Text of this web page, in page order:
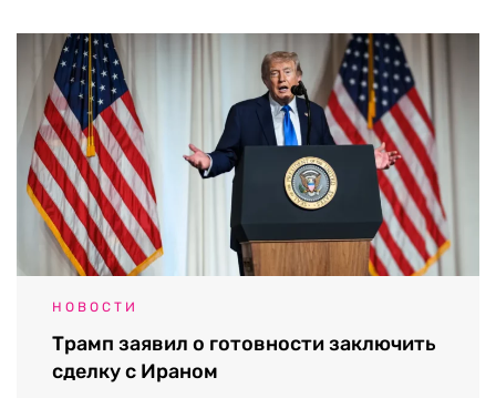
НОВОСТИ
Трамп заявил о готовности заключить
сделку с Ираном